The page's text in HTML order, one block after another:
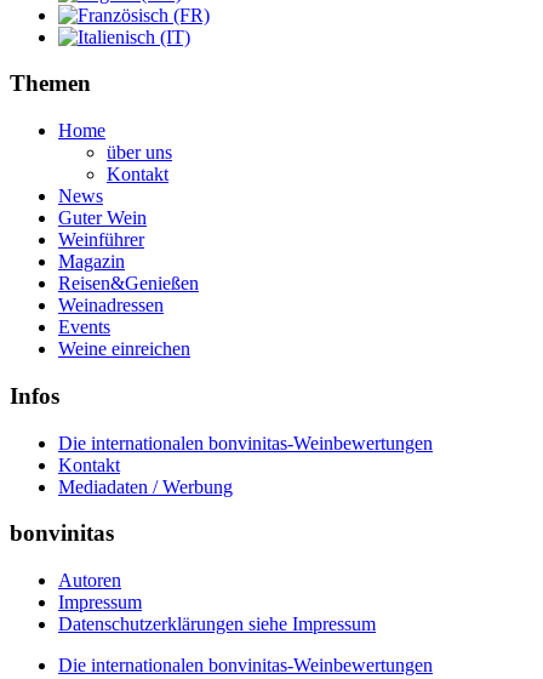
Themen
Home
über uns
Kontakt
News
Guter Wein
Weinführer
Magazin
Reisen&Genießen
Weinadressen
Events
Weine einreichen
Infos
Die internationalen bonvinitas-Weinbewertungen
Kontakt
Mediadaten / Werbung
bonvinitas
Autoren
Impressum
Datenschutzerklärungen siehe Impressum
Die internationalen bonvinitas-Weinbewertungen